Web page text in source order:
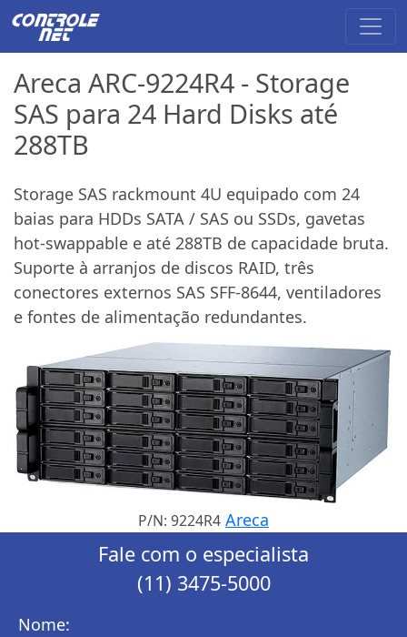
Areca ARC-9224R4 - Storage
SAS para 24 Hard Disks até
288TB
Storage SAS rackmount 4U equipado com 24
baias para HDDs SATA / SAS ou SSDs, gavetas
hot-swappable e até 288TB de capacidade bruta.
Suporte à arranjos de discos RAID, três
conectores externos SAS SFF-8644, ventiladores
e fontes de alimentação redundantes.
P/N: 9224R4 Areca
Fale com o especialista
(11) 3475-5000
Nome: